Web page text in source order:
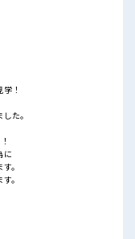
！
た。
に
。
。